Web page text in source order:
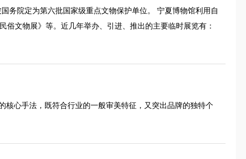
务院定为第六批国家级重点文物保护单位。 宁夏博物馆利用自
文物展》等。近几年举办、引进、推出的主要临时展览有：
心手法，既符合行业的一般审美特征，又突出品牌的独特个